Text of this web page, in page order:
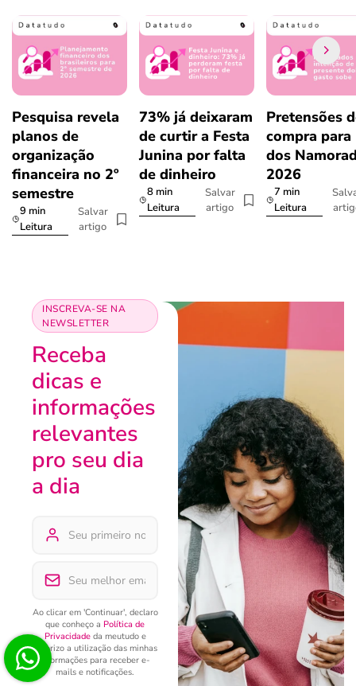
Pesquisa revela
planos de
organização
financeira no 2º
semestre
9 min
Leitura
Salvar
artigo
73% já deixaram
de curtir a Festa
Junina por falta
de dinheiro
8 min
Leitura
Salvar
artigo
Pretensões
compra para
dos
2026
7 min
Leitura
INSCREVA-SE NA
NEWSLETTER
Receba
dicas e
informações
relevantes
pro seu dia
a dia
Ao clicar em 'Continuar', declaro
que conheço a Política de
Privacidadeda meutudo e
autorizo a utilização das minhas
informações para receber e-
mails e notificações.